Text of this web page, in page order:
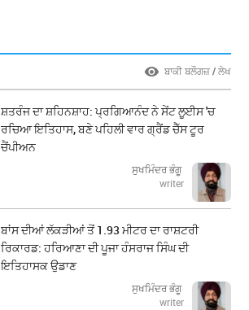
ਬਾਕੀ ਬਲੌਗਜ਼ / ਲੇਖ
ਸ਼ਤਰੰਜ ਦਾ ਸ਼ਹਿਨਸ਼ਾਹ: ਪ੍ਰਗਿਆਨੰਦ ਨੇ ਸੇਂਟ ਲੂਈਸ 'ਚ
ਰਚਿਆ ਇਤਿਹਾਸ, ਬਣੇ ਪਹਿਲੀ ਵਾਰ ਗ੍ਰੈਂਡ ਚੈੱਸ ਟੂਰ
ਚੈਂਪੀਅਨ
ਸੁਖਮਿੰਦਰ ਭੰਗੂ
writer
ਬਾਂਸ ਦੀਆਂ ਲੱਕੜੀਆਂ ਤੋਂ 1.93 ਮੀਟਰ ਦਾ ਰਾਸ਼ਟਰੀ
ਰਿਕਾਰਡ: ਹਰਿਆਣਾ ਦੀ ਪੂਜਾ ਹੰਸਰਾਜ ਸਿੰਘ ਦੀ
ਇਤਿਹਾਸਕ ਉਡਾਣ
ਸੁਖਮਿੰਦਰ ਭੰਗੂ
writer